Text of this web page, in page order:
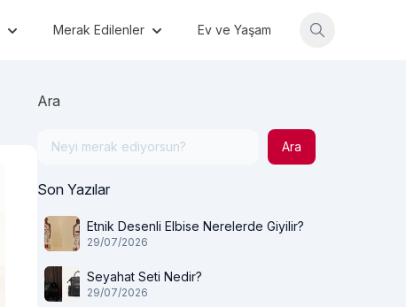
Merak Edilenler Ev ve Yaşam
Ara
Ara
Son Yazılar
Etnik Desenli Elbise Nerelerde Giyilir?
29/07/2026
Seyahat Seti Nedir?
29/07/2026